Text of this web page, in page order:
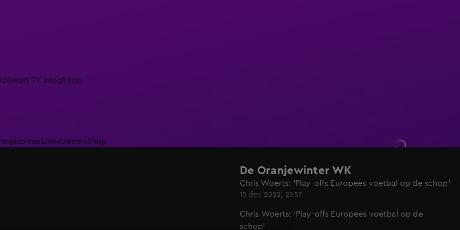
Smart TV inlogShop
LivestreamsShop
De Oranjewinter WK
Chris Woerts: 'Play-offs Europees voetbal op de schop'
15 dec 2022, 21:57
Chris Woerts: 'Play-offs Europees voetbal op de
schop'